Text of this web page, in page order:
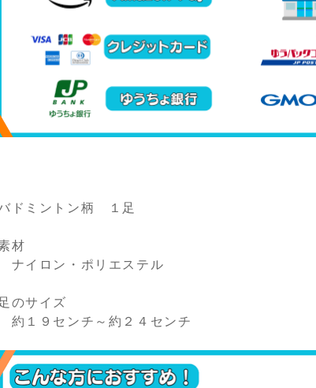
ドミントン柄 １足
材
ナイロン・ポリエステル
足のサイズ
約１９センチ～約２４センチ